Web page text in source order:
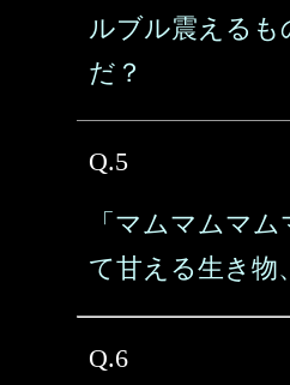
ルブル震えるも
だ？
Q.5
「マムマムマ
て甘える生き物
Q.6